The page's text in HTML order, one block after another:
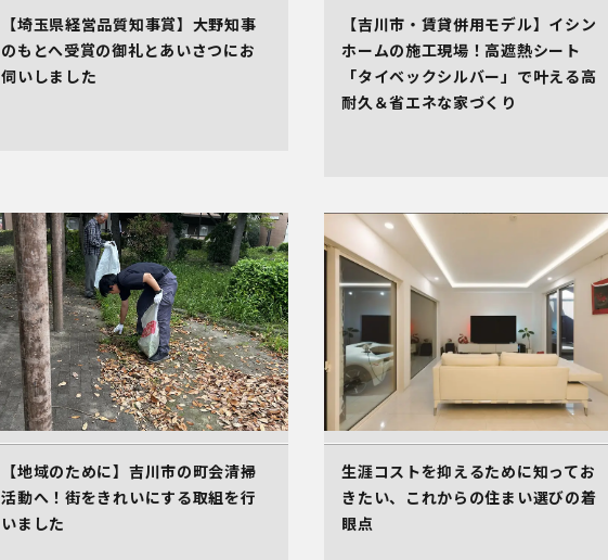
【埼玉県経営品質知事賞】大野知事
のもとへ受賞の御礼とあいさつにお
伺いしました
【吉川市・賃貸併用モデル】イシン
ホームの施工現場！高遮熱シート
「タイベックシルバー」で叶える高
耐久＆省エネな家づくり
【地域のために】吉川市の町会清掃
活動へ！街をきれいにする取組を行
いました
生涯コストを抑えるために知ってお
きたい、これからの住まい選びの着
眼点